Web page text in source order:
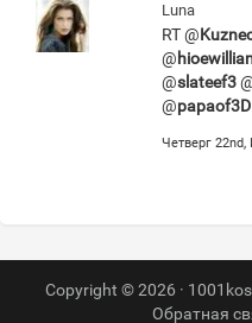
Luna
RT @
@
@slateef3
@papaof3D
Четверг
Copyright © 2026 ·
Обратная